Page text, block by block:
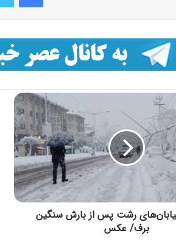
رشت پس از بارش سنگین
برف/ عکس